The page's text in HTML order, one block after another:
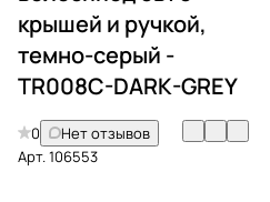
крышей и ручкой,
темно-серый -
TR008C-DARK-GREY
0
Нет отзывов
Арт.106553